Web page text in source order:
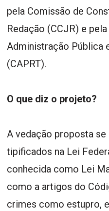
pela Comissão de
Redação (CCJR) e
Administração Pública
(CAPRT).
O que diz o projeto?
A vedação proposta
tipificados na Lei
conhecida como Lei
como a artigos do
crimes como estupro,